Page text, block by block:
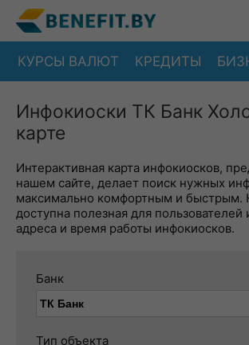
КУРСЫ ВАЛЮТ КРЕДИТЫ
Инфокиоски ТК Банк
карте
Интерактивная карта инфокиосков,
нашем сайте, делает поиск нужных
максимально комфортным и быстрым.
доступна полезная для
адреса и время работы инфокиосков.
Банк
Тип объекта